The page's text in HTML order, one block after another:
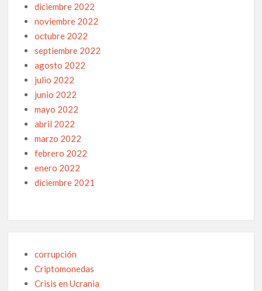
diciembre 2022
noviembre 2022
octubre 2022
septiembre 2022
agosto 2022
julio 2022
junio 2022
mayo 2022
abril 2022
marzo 2022
febrero 2022
enero 2022
diciembre 2021
corrupción
Criptomonedas
Crisis en Ucrania